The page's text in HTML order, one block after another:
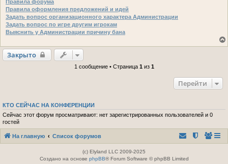
Правила форума
Правила оформления предложений и идей
Задать вопрос организационного характера Администрации
Задать вопрос по игре другим игрокам
Выяснить у Администрации причину бана
Закрыто
1 сообщение • Страница 1из 1
Перейти
КТО СЕЙЧАС НА КОНФЕРЕНЦИИ
Сейчас этот форум просматривают: нет зарегистрированных пользователей и 0
гостей
На главную Список форумов
(c) Elyland LLC 2009-2025
Создано на основе phpBB® Forum Software © phpBB Limited